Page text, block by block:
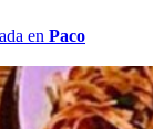
en Paco